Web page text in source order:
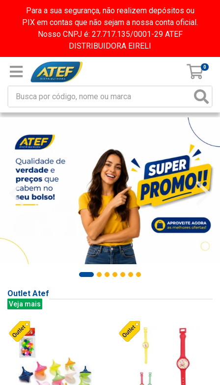
Para a sua segurança, não realizem depósitos ou
PIX em contas que não sejam a nossa conta oficial.
Nosso CNPJ é: 27.717.135/0001-29 ATEF
DISTRIBUIDORA EIRELI
0
Outlet Atef
Veja mais